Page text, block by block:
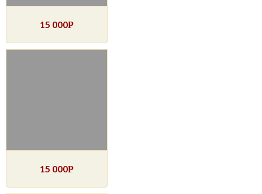
15 000Р
15 000Р